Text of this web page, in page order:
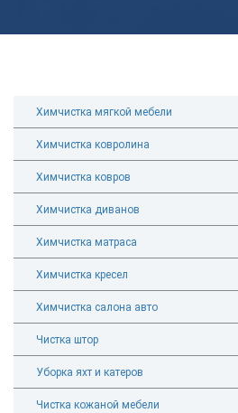
Химчистка мягкой мебели
Химчистка ковролина
Химчистка ковров
Химчистка диванов
Химчистка матраса
Химчистка кресел
Химчистка салона авто
Чистка штор
Уборка яхт и катеров
Чистка кожаной мебели